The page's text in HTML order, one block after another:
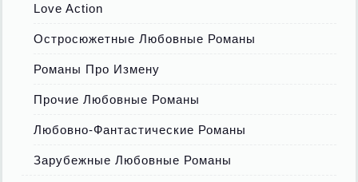
Love Action
Остросюжетные Любовные Романы
Романы Про Измену
Прочие Любовные Романы
Любовно-Фантастические Романы
Зарубежные Любовные Романы